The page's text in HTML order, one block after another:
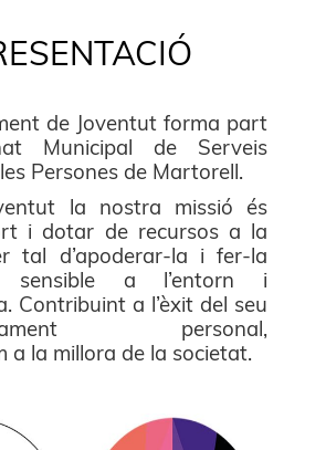
de Joventut forma part
Municipal de Serveis
Persones de Martorell.
la nostra missió és
i dotar de recursos a la
tal d’apoderar-la i fer-la
sensible a l’entorn i
Contribuint a l’èxit del seu
personal,
a la millora de la societat.